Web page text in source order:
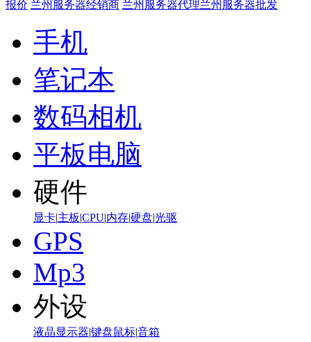
报价 兰州服务器经销商 兰州服务器代理兰州服务器批发
手机
笔记本
数码相机
平板电脑
硬件
显卡|主板|CPU|内存|硬盘|光驱
GPS
Mp3
外设
液晶显示器|键盘鼠标|音箱